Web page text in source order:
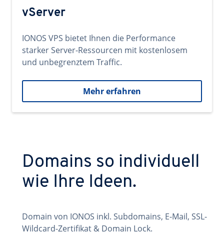
vServer
IONOS VPS bietet Ihnen die Performance
starker Server-Ressourcen mit kostenlosem
und unbegrenztem Traffic.
Mehr erfahren
Domains so individuell
wie Ihre Ideen.
Domain von IONOS inkl. Subdomains, E-Mail, SSL-
Wildcard-Zertifikat & Domain Lock.